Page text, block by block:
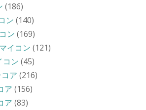
(186)
ン (140)
ン (169)
イコン (121)
コン (45)
ア (216)
ア (156)
ア (83)